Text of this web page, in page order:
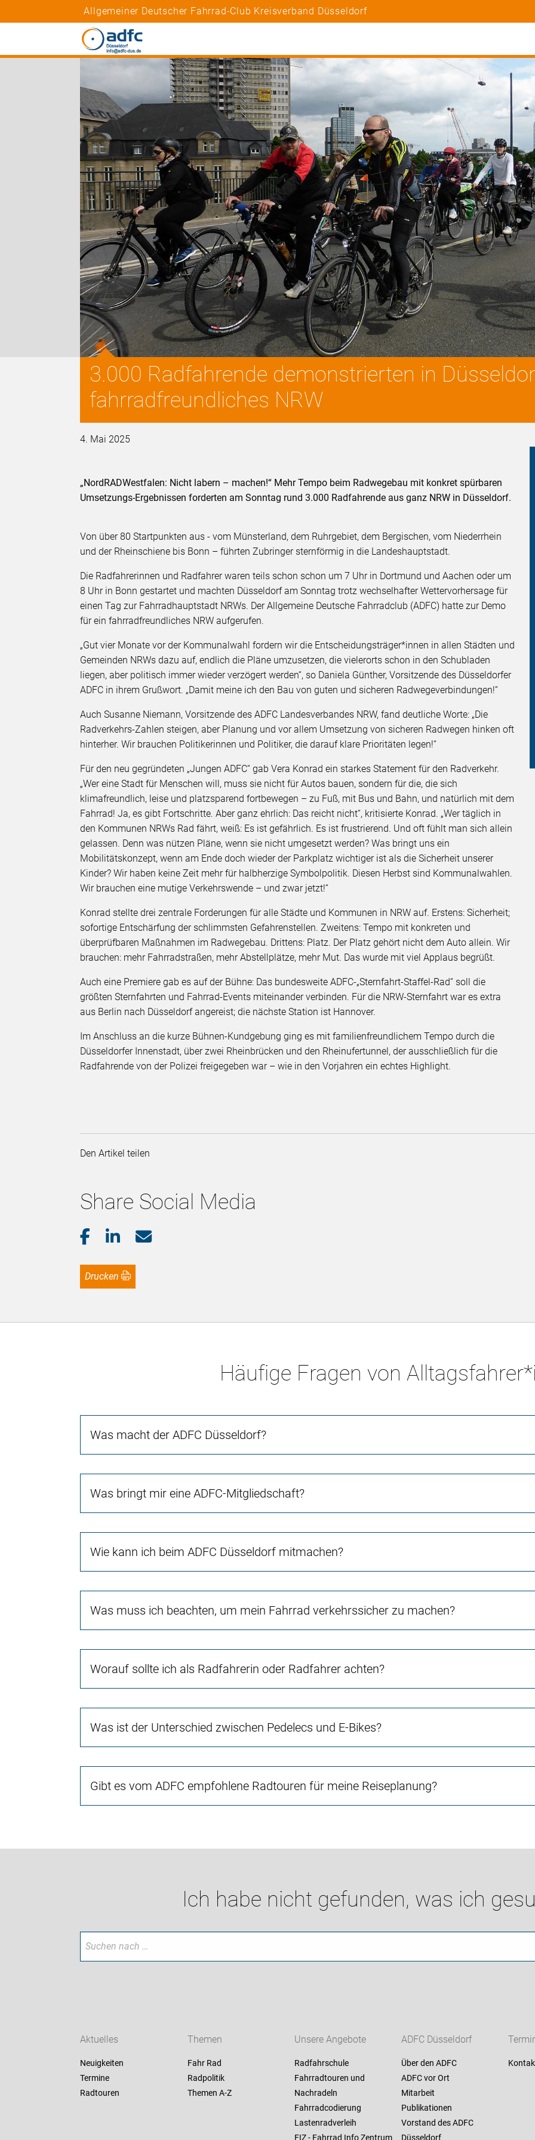
Allgemeiner Deutscher Fahrrad-Club Kreisverband Düsseldorf
3.000 Radfahrende demonstrierten in
fahrradfreundliches NRW
4. Mai 2025
„NordRADWestfalen: Nicht labern – machen!“ Mehr Tempo beim Radwegebau mit konkret spürbaren
Umsetzungs-Ergebnissen forderten am Sonntag rund 3.000 Radfahrende aus ganz NRW in Düsseldorf.
Von über 80 Startpunkten aus - vom Münsterland, dem Ruhrgebiet, dem Bergischen, vom Niederrhein
und der Rheinschiene bis Bonn – führten Zubringer sternförmig in die Landeshauptstadt.
Die Radfahrerinnen und Radfahrer waren teils schon schon um 7 Uhr in Dortmund und Aachen oder um
8 Uhr in Bonn gestartet und machten Düsseldorf am Sonntag trotz wechselhafter Wettervorhersage für
einen Tag zur Fahrradhauptstadt NRWs. Der Allgemeine Deutsche Fahrradclub (ADFC) hatte zur Demo
für ein fahrradfreundliches NRW aufgerufen.
„Gut vier Monate vor der Kommunalwahl fordern wir die Entscheidungsträger*innen in allen Städten und
Gemeinden NRWs dazu auf, endlich die Pläne umzusetzen, die vielerorts schon in den Schubladen
liegen, aber politisch immer wieder verzögert werden“, so Daniela Günther, Vorsitzende des Düsseldorfer
ADFC in ihrem Grußwort. „Damit meine ich den Bau von guten und sicheren Radwegeverbindungen!“
Auch Susanne Niemann, Vorsitzende des ADFC Landesverbandes NRW, fand deutliche Worte: „Die
Radverkehrs-Zahlen steigen, aber Planung und vor allem Umsetzung von sicheren Radwegen hinken oft
hinterher. Wir brauchen Politikerinnen und Politiker, die darauf klare Prioritäten legen!“
Für den neu gegründeten „Jungen ADFC“ gab Vera Konrad ein starkes Statement für den Radverkehr.
„Wer eine Stadt für Menschen will, muss sie nicht für Autos bauen, sondern für die, die sich
klimafreundlich, leise und platzsparend fortbewegen – zu Fuß, mit Bus und Bahn, und natürlich mit dem
Fahrrad! Ja, es gibt Fortschritte. Aber ganz ehrlich: Das reicht nicht“, kritisierte Konrad. „Wer täglich in
den Kommunen NRWs Rad fährt, weiß: Es ist gefährlich. Es ist frustrierend. Und oft fühlt man sich allein
gelassen. Denn was nützen Pläne, wenn sie nicht umgesetzt werden? Was bringt uns ein
Mobilitätskonzept, wenn am Ende doch wieder der Parkplatz wichtiger ist als die Sicherheit unserer
Kinder? Wir haben keine Zeit mehr für halbherzige Symbolpolitik. Diesen Herbst sind Kommunalwahlen.
Wir brauchen eine mutige Verkehrswende – und zwar jetzt!“
Konrad stellte drei zentrale Forderungen für alle Städte und Kommunen in NRW auf. Erstens: Sicherheit;
sofortige Entschärfung der schlimmsten Gefahrenstellen. Zweitens: Tempo mit konkreten und
überprüfbaren Maßnahmen im Radwegebau. Drittens: Platz. Der Platz gehört nicht dem Auto allein. Wir
brauchen: mehr Fahrradstraßen, mehr Abstellplätze, mehr Mut. Das wurde mit viel Applaus begrüßt.
Auch eine Premiere gab es auf der Bühne: Das bundesweite ADFC-„Sternfahrt-Staffel-Rad“ soll die
größten Sternfahrten und Fahrrad-Events miteinander verbinden. Für die NRW-Sternfahrt war es extra
aus Berlin nach Düsseldorf angereist; die nächste Station ist Hannover.
Im Anschluss an die kurze Bühnen-Kundgebung ging es mit familienfreundlichem Tempo durch die
Düsseldorfer Innenstadt, über zwei Rheinbrücken und den Rheinufertunnel, der ausschließlich für die
Radfahrende von der Polizei freigegeben war – wie in den Vorjahren ein echtes Highlight.
Den Artikel teilen
Share Social Media
Drucken
Häufige Fragen von
Was macht der ADFC Düsseldorf?
Was bringt mir eine ADFC-Mitgliedschaft?
Wie kann ich beim ADFC Düsseldorf mitmachen?
Was muss ich beachten, um mein Fahrrad verkehrssicher zu machen?
Worauf sollte ich als Radfahrerin oder Radfahrer achten?
Was ist der Unterschied zwischen Pedelecs und E-Bikes?
Gibt es vom ADFC empfohlene Radtouren für meine Reiseplanung?
Ich habe nicht gefunden, was ich
Aktuelles
Neuigkeiten
Termine
Radtouren
Themen
Fahr Rad
Radpolitik
Themen A-Z
Unsere Angebote
Radfahrschule
Fahrradtouren und
Nachradeln
Fahrradcodierung
Lastenradverleih
FIZ - Fahrrad Info Zentrum
ADFC Düsseldorf
Über den ADFC
ADFC vor Ort
Mitarbeit
Publikationen
Vorstand des ADFC
Düsseldorf